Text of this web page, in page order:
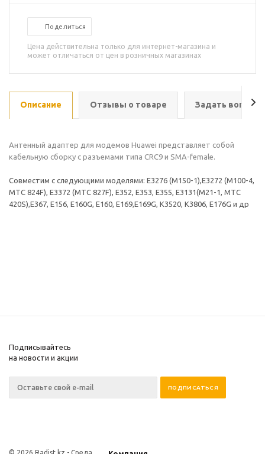
Поделиться
Цена действительна только для интернет-магазина и
может отличаться от цен в розничных магазинах
Описание Отзывы о товаре Задать вопрос
Антенный адаптер для модемов Huawei представляет собой
кабельную сборку с разъемами типа CRC9 и SMA-female.
Совместим с следующими моделями: E3276 (М150-1),E3272 (М100-4,
МТС 824F), E3372 (МТС 827F), E352, E353, Е355, Е3131(М21-1, МТС
420S),Е367, E156, E160G, E160, E169,E169G, K3520, K3806, E176G и др
Подписывайтесь
на новости и акции